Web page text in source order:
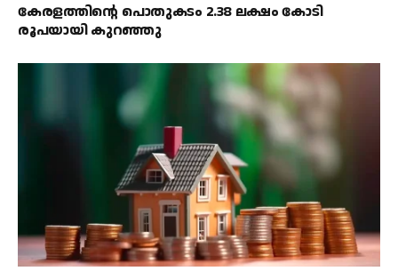
കേരളത്തിൻ്റെ പൊതുകടം 2.38 ലക്ഷം കോടി
രൂപയായി കുറഞ്ഞു